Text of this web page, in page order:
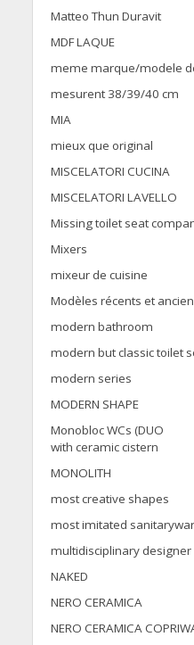
Matteo Thun Duravit
MDF LAQUE
meme marque/modele
mesurent 38/39/40 cm
MIA
mieux que original
MISCELATORI CUCINA
MISCELATORI LAVELLO
Missing toilet seat
Mixers
mixeur de cuisine
Modèles récents et
modern bathroom
modern but classic toilet
modern series
MODERN SHAPE
Monobloc WCs (DUO
with ceramic cistern
MONOLITH
most creative shapes
most imitated
multidisciplinary designer
NAKED
NERO CERAMICA
NERO CERAMICA